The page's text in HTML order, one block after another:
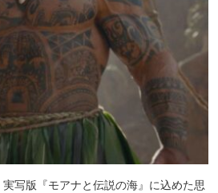
実写版『モアナと伝説の海』に込めた思